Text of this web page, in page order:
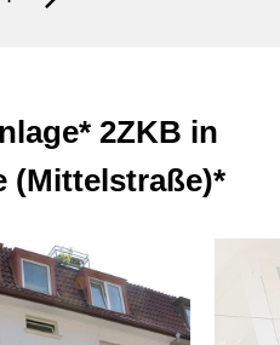
2ZKB in
(Mittelstraße)*